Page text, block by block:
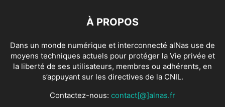
À PROPOS
Dans un monde numérique et interconnecté alNas use de
moyens techniques actuels pour protéger la Vie privée et
la liberté de ses utilisateurs, membres ou adhérents, en
s’appuyant sur les directives de la CNIL.
Contactez-nous: contact[@]alnas.fr